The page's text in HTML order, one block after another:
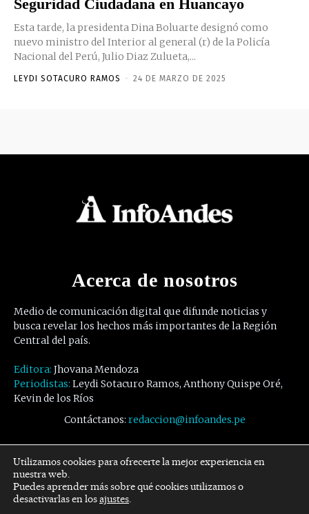
Seguridad Ciudadana en Huancayo
Esta tarde, la presidenta Dina Boluarte designó como
nuevo ministro del Interior al general (r) de la Policía
Nacional del Perú, Julio Diaz Zulueta,...
LEYDI SOTACURO RAMOS - 24 DE MARZO DE 2025
Acerca de nosotros
Medio de comunicación digital que difunde noticias y
busca revelar los hechos más importantes de la Región
Central del país.
Editora: Jhovana Mendoza
Periodistas: Leydi Sotacuro Ramos, Anthony Quispe Oré,
Kevin de los Ríos
Contáctanos: redaccion@infoandes.pe
Síguenos
Facebook Twitter Youtube
Utilizamos cookies para ofrecerte la mejor experiencia en
nuestra web.
Puedes aprender más sobre qué cookies utilizamos o
desactivarlas en losajustes.